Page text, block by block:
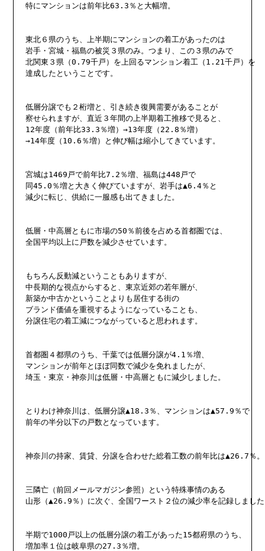
特にマンションは前年比63.3％と大幅増。
東北６県のうち、上半期にマンションの着工があったのは
岩手・宮城・福島の被災３県のみ。つまり、この３県のみで
北関東３県（0.79千戸）を上回るマンション着工（1.21千戸）を
達成したということです。
低層分譲でも２桁増と、引き続き復興需要があることが
察せられますが、直近３年間の上半期着工推移で見ると、
12年度（前年比33.3％増）→13年度（22.8％増）
→14年度（10.6％増）と伸び幅は縮小してきています。
宮城は1469戸で前年比7.2％増、福島は448戸で
同45.0％増と大きく伸びていますが、岩手は▲6.4％と
減少に転じ、供給に一服感も出てきました。
低層・中高層ともに市場の50％前後を占める首都圏では、
全国平均以上に戸数を減少させています。
もちろん反動減ということもありますが、
中長期的な視点からすると、東京近郊の若年層が、
新築か中古かということよりも居住する街の
ブランド価値を重視するようになっていることも、
分譲住宅の着工減につながっていると思われます。
首都圏４都県のうち、千葉では低層分譲が4.1％増、
マンションが前年とほぼ同数で減少を免れましたが、
埼玉・東京・神奈川は低層・中高層ともに減少しました。
とりわけ神奈川は、低層分譲▲18.3％、マンションは▲57.9％で
前年の半分以下の戸数となっています。
神奈川の持家、賃貸、分譲を合わせた総着工数の前年比は▲26.7％。
三隣亡（前回メールマガジン参照）という特殊事情のある
山形（▲26.9％）に次ぐ、全国ワースト２位の減少率を記録しまし
半期で1000戸以上の低層分譲の着工があった15都府県のうち、
増加率１位は岐阜県の27.3％増。